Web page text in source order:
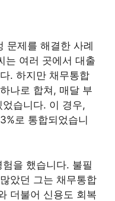
문제를 해결한 사례
는 여러 곳에서 대출
. 하지만 채무통합
나로 합쳐, 매달 부
습니다. 이 경우,
로 통합되었습니
을 했습니다. 불필
았던 그는 채무통합
더불어 신용도 회복